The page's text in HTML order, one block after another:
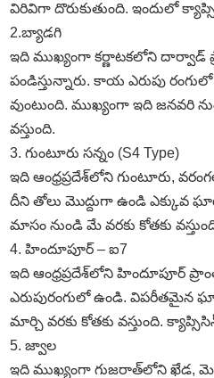
విరివిగా దొరుకుతుంది. ఇందులో
2.బ్యాడగి
ఇది ముఖ్యంగా కర్ణాటకలోని దార్వాడ్‌
పండిస్తున్నారు. కాయ ఎరుపు
వుంటుంది. ముఖ్యంగా ఇది జనవరి
వస్తుంది.
3. గుంటూరు సన్నం (S4 Type)
ఇది ఆంధ్రప్రదేశ్‌లోని గుంటూరు,
దీని తోలు మొద్దుగా ఉండి ఎక్కువ
మాసం నుండి మే వరకు కోతకు
4. హిందూపూర్‌ – ఐ7
ఇది ఆంధ్రప్రదేశ్‌లోని హిందూపూర్‌
ఎరుపురంగులో ఉండి. విపరీతమైన
మార్చి వరకు కోతకు వస్తుంది.
5. జ్వాల
ఇది ముఖ్యంగా గుజరాత్‌లోని ఖేడ,